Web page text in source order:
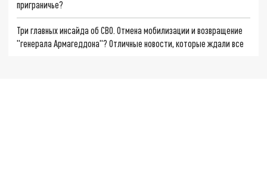
приграничье?
Три главных инсайда об СВО. Отмена мобилизации и возвращение
"генерала Армагеддона"? Отличные новости, которые ждали все